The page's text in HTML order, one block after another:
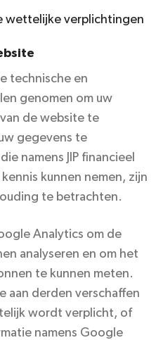
wettelijke verplichtingen
technische en
genomen om uw
de website te
gegevens te
namens JIP financieel
kunnen nemen, zijn
te betrachten.
Analytics om de
analyseren en om het
te kunnen meten.
aan derden verschaffen
wordt verplicht, of
namens Google